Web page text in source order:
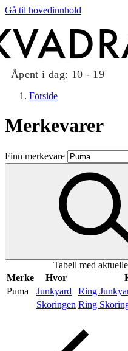
Gå til hovedinnhold
Åpent i dag: 10 - 19
Butikker
Mat og drikke
Taket på Kvadrat
Aktiviteter
Inspirasjon
Forside
Merkevarer
Finn merkevare
Tabell med
Merke
Hvor
Puma
Junkyard Ring
Skoringen Ring